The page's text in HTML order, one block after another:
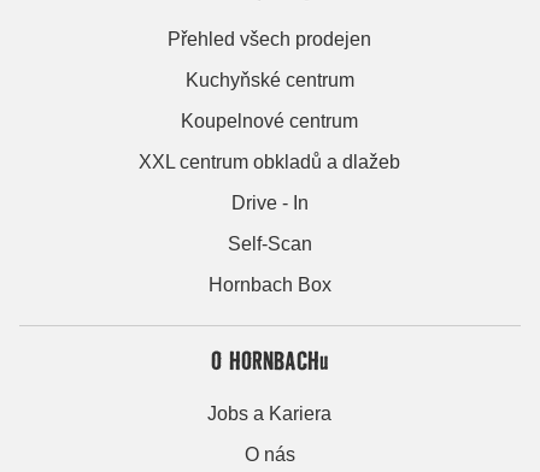
Přehled všech prodejen
Kuchyňské centrum
Koupelnové centrum
XXL centrum obkladů a dlažeb
Drive - In
Self-Scan
Hornbach Box
O HORNBACHu
Jobs a Kariera
O nás